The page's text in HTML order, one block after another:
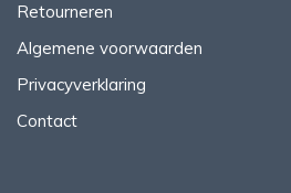
Retourneren
Algemene voorwaarden
Privacyverklaring
Contact